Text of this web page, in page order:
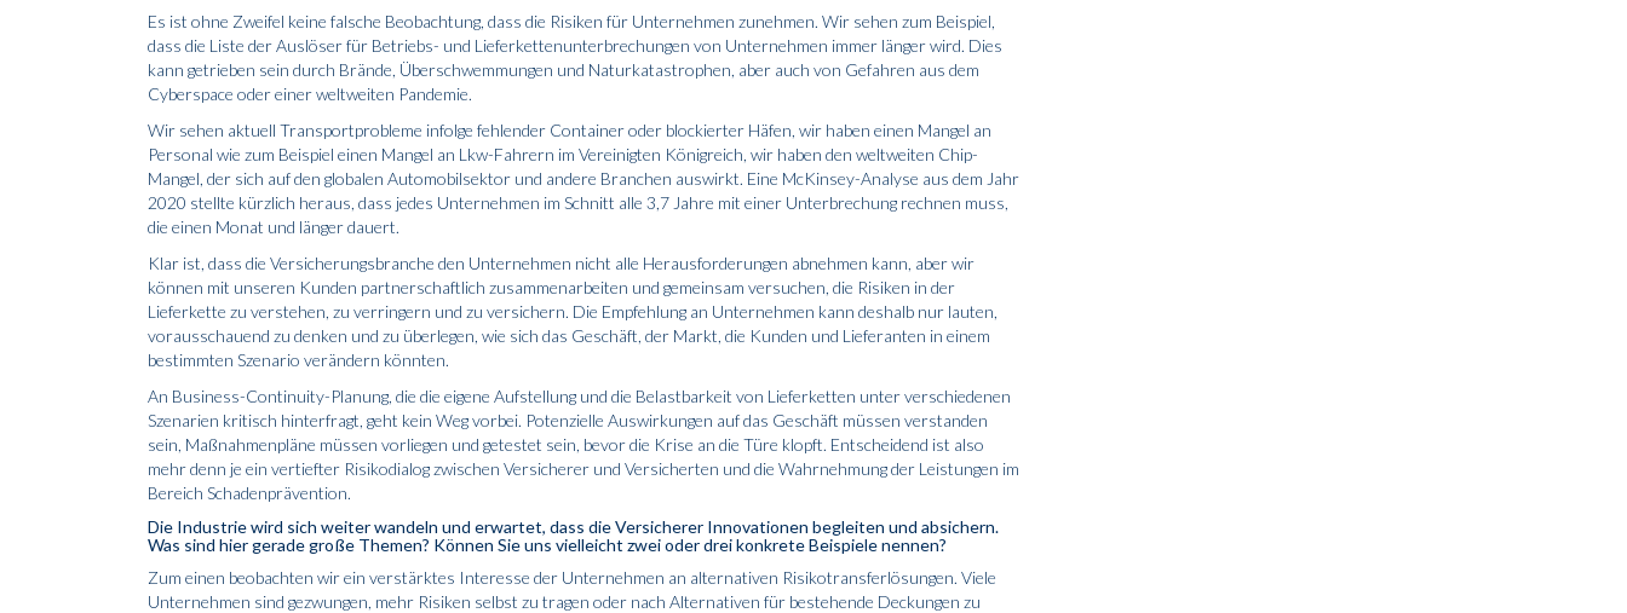
Es ist ohne Zweifel keine falsche Beobachtung, dass die Risiken für Unternehmen zunehmen. Wir sehen zum Beispiel,
dass die Liste der Auslöser für Betriebs- und Lieferkettenunterbrechungen von Unternehmen immer länger wird. Dies
kann getrieben sein durch Brände, Überschwemmungen und Naturkatastrophen, aber auch von Gefahren aus dem
Cyberspace oder einer weltweiten Pandemie.
Wir sehen aktuell Transportprobleme infolge fehlender Container oder blockierter Häfen, wir haben einen Mangel an
Personal wie zum Beispiel einen Mangel an Lkw-Fahrern im Vereinigten Königreich, wir haben den weltweiten Chip-
Mangel, der sich auf den globalen Automobilsektor und andere Branchen auswirkt. Eine McKinsey-Analyse aus dem Jahr
2020 stellte kürzlich heraus, dass jedes Unternehmen im Schnitt alle 3,7 Jahre mit einer Unterbrechung rechnen muss,
die einen Monat und länger dauert.
Klar ist, dass die Versicherungsbranche den Unternehmen nicht alle Herausforderungen abnehmen kann, aber wir
können mit unseren Kunden partnerschaftlich zusammenarbeiten und gemeinsam versuchen, die Risiken in der
Lieferkette zu verstehen, zu verringern und zu versichern. Die Empfehlung an Unternehmen kann deshalb nur lauten,
vorausschauend zu denken und zu überlegen, wie sich das Geschäft, der Markt, die Kunden und Lieferanten in einem
bestimmten Szenario verändern könnten.
An Business-Continuity-Planung, die die eigene Aufstellung und die Belastbarkeit von Lieferketten unter verschiedenen
Szenarien kritisch hinterfragt, geht kein Weg vorbei. Potenzielle Auswirkungen auf das Geschäft müssen verstanden
sein, Maßnahmenpläne müssen vorliegen und getestet sein, bevor die Krise an die Türe klopft. Entscheidend ist also
mehr denn je ein vertiefter Risikodialog zwischen Versicherer und Ver­sicherten und die Wahrnehmung der Leistungen im
Bereich Schadenprävention.
Die Industrie wird sich weiter wandeln und erwartet, dass die Versicherer Innovationen begleiten und absichern.
Was sind hier gerade große Themen? Können Sie uns vielleicht zwei oder drei konkrete Beispiele nennen?
Zum einen beobachten wir ein verstärktes Interesse der Unternehmen an alternativen Risikotransfer­lösungen. Viele
Unternehmen sind gezwungen, mehr Risiken selbst zu tragen oder nach Alternativen für bestehende Deckungen zu